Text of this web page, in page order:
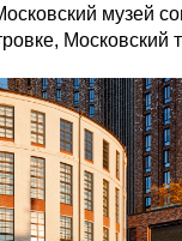
музей
Московский